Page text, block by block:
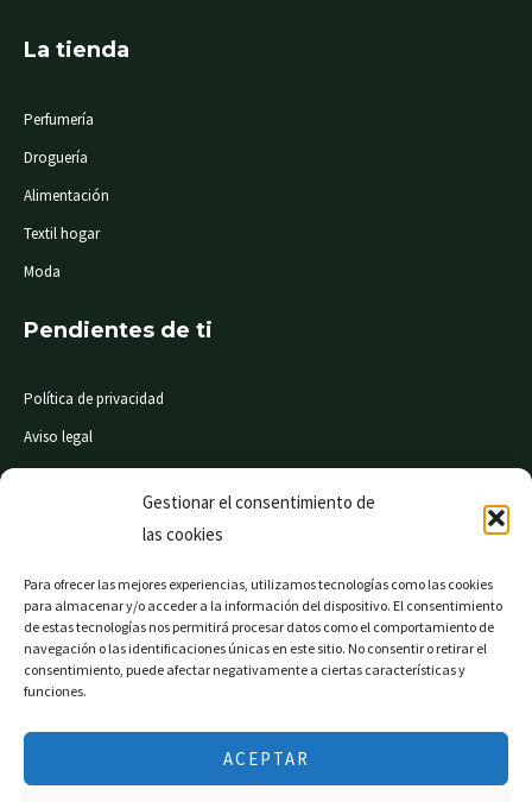
Gestionar el consentimiento de
las cookies
Para ofrecer las mejores experiencias, utilizamos tecnologías como las cookies
para almacenar y/o acceder a la información del dispositivo. El consentimiento
de estas tecnologías nos permitirá procesar datos como el comportamiento de
navegación o las identificaciones únicas en este sitio. No consentir o retirar el
consentimiento, puede afectar negativamente a ciertas características y
funciones.
ACEPTAR
La tienda
Perfumería
Droguería
Alimentación
Textil hogar
Moda
Pendientes de ti
Política de privacidad
Aviso legal
Condiciones de compra
© Mi Súper 24 horas. Todos los derechos reservados
Página web financiada por el Programa KIT Digital. Plan